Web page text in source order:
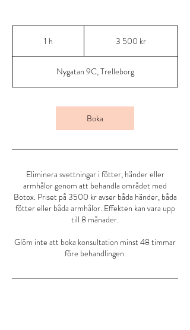
1 h 3 500 kr
Nygatan 9C, Trelleborg
Boka
Eliminera svettningar i fötter, händer eller
armhålor genom att behandla området med
Botox. Priset på 3500 kr avser båda händer, båda
fötter eller båda armhålor. Effekten kan vara upp
till 8 månader.
Glöm inte att boka konsultation minst 48 timmar
före behandlingen.